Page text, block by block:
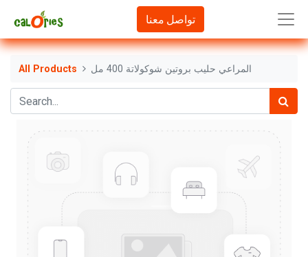
تواصل معنا
All Products المراعي حليب بروتين شوكولاتة 400 مل